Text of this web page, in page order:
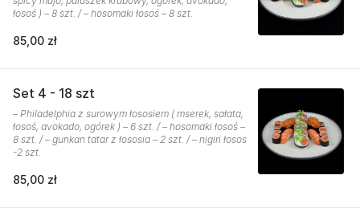
łosoś ) – 8 szt. / – hosomaki łosoś – 8 szt.
85,00 zł
Set 4 - 18 szt
– Philadelphia z surowym łososiem ( mserek, sałata,
łosoś, avokado, ogórek ) – 6 szt. / – hosomaki łosoś –
8 szt. / – gunkan tatar z łososia – 2 szt. / – nigiri łosos
-2 szt.
85,00 zł